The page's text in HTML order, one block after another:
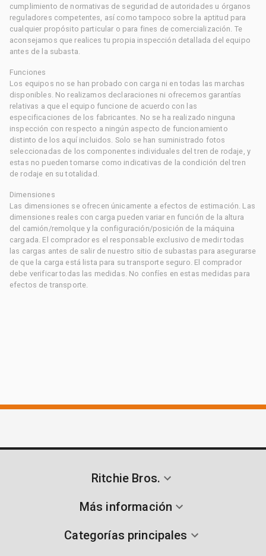
cumplimiento de normativas de seguridad de autoridades u órganos
reguladores competentes, así como tampoco sobre la aptitud para
cualquier propósito particular o para fines de comercialización. Te
aconsejamos que realices tu propia inspección detallada del equipo
antes de la subasta.
Funciones
Los equipos no se han probado con carga ni en todas las marchas
disponibles. No realizamos declaraciones ni ofrecemos garantías
relativas a que el equipo funcione de acuerdo con las
especificaciones de los fabricantes. No se ha realizado ninguna
inspección con respecto a ningún aspecto de funcionamiento
distinto de los aquí incluidos. Solo se han suministrado fotos
seleccionadas de los componentes individuales del tren de rodaje, y
estas no pueden tomarse como indicativas de la condición del tren
de rodaje en su totalidad.
Dimensiones
Las dimensiones se ofrecen únicamente a efectos de estimación. Las
dimensiones reales con carga pueden variar en función de la altura
del camión/remolque y la configuración/posición de la máquina
cargada. El comprador es el responsable exclusivo de medir todas
las cargas antes de salir de nuestro sitio de subastas para asegurarse
de que la carga está lista para su transporte seguro. El comprador
debe verificar todas las medidas. No confíes en estas medidas para
efectos de transporte.
Ritchie Bros.
Más información
Categorías principales